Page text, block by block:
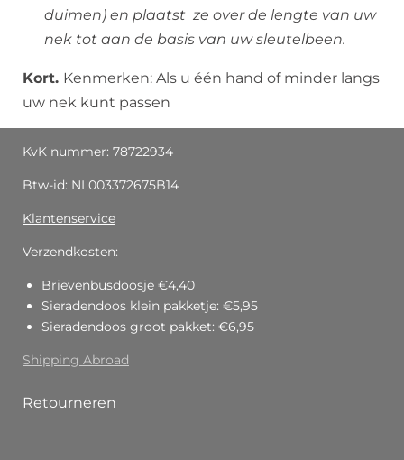
duimen) en plaatst ze over de lengte van uw
nek tot aan de basis van uw sleutelbeen.
Kort. Kenmerken: Als u één hand of minder langs
uw nek kunt passen
KvK nummer: 78722934
Btw-id: NL003372675B14
Klantenservice
Verzendkosten:
Brievenbusdoosje €4,40
Sieradendoos klein pakketje: €5,95
Sieradendoos groot pakket: €6,95
Shipping Abroad
Retourneren